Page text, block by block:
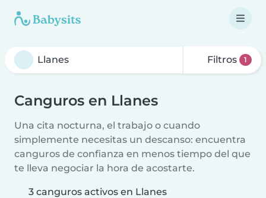
Filtros 1
Canguros en Llanes
Una cita nocturna, el trabajo o cuando
simplemente necesitas un descanso: encuentra
canguros de confianza en menos tiempo del que
te lleva negociar la hora de acostarte.
3 canguros activos en Llanes